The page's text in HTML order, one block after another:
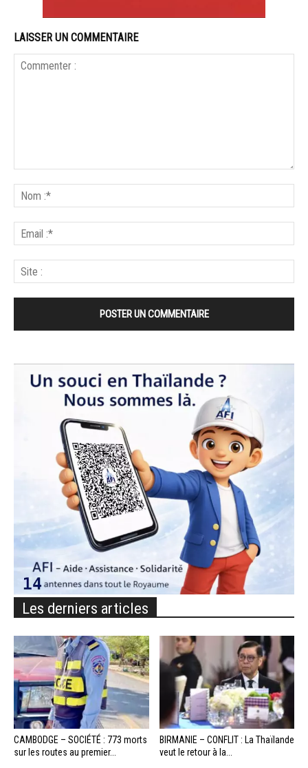
LAISSER UN COMMENTAIRE
Les derniers articles
CAMBODGE – SOCIÉTÉ : 773 morts
sur les routes au premier...
BIRMANIE – CONFLIT : La Thaïlande
veut le retour à la...